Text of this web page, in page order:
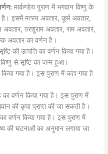
मार्कण्डेय पुराण में भगवान विष्णु के
है। इसमें मत्स्य अवतार, कूर्म अवतार,
अवतार, परशुराम अवतार, राम अवतार,
अवतार का वर्णन है।
की उत्पत्ति का वर्णन किया गया है।
से सृष्टि का जन्म हुआ।
किया गया है। इस पुराण में कहा गया है
का वर्णन किया गया है। इस पुराण में
की कृपा प्राप्त की जा सकती है।
वर्णन किया गया है। इस पुराण में
की घटनाओं का अनुमान लगाया जा